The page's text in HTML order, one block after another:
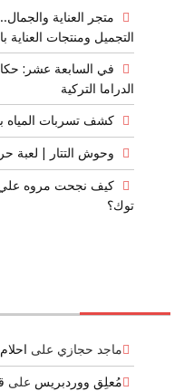
متجر العناية
التجميل ومنتجات العناية
في السابعة عشر:
الدراما التركية
كشف تسربات المياه
وحوش التتار | لعبة
كيف نجحت مروه علي
توك؟
ماجد حجازي على
مُعلِق ووردبريس على